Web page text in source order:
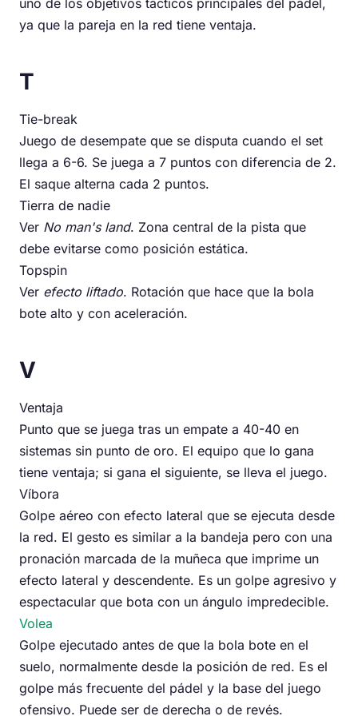
uno de los objetivos tácticos principales del pádel,
ya que la pareja en la red tiene ventaja.
T
Tie-break
Juego de desempate que se disputa cuando el set
llega a 6-6. Se juega a 7 puntos con diferencia de 2.
El saque alterna cada 2 puntos.
Tierra de nadie
Ver No man's land. Zona central de la pista que
debe evitarse como posición estática.
Topspin
Ver efecto liftado. Rotación que hace que la bola
bote alto y con aceleración.
V
Ventaja
Punto que se juega tras un empate a 40-40 en
sistemas sin punto de oro. El equipo que lo gana
tiene ventaja; si gana el siguiente, se lleva el juego.
Víbora
Golpe aéreo con efecto lateral que se ejecuta desde
la red. El gesto es similar a la bandeja pero con una
pronación marcada de la muñeca que imprime un
efecto lateral y descendente. Es un golpe agresivo y
espectacular que bota con un ángulo impredecible.
Volea
Golpe ejecutado antes de que la bola bote en el
suelo, normalmente desde la posición de red. Es el
golpe más frecuente del pádel y la base del juego
ofensivo. Puede ser de derecha o de revés.